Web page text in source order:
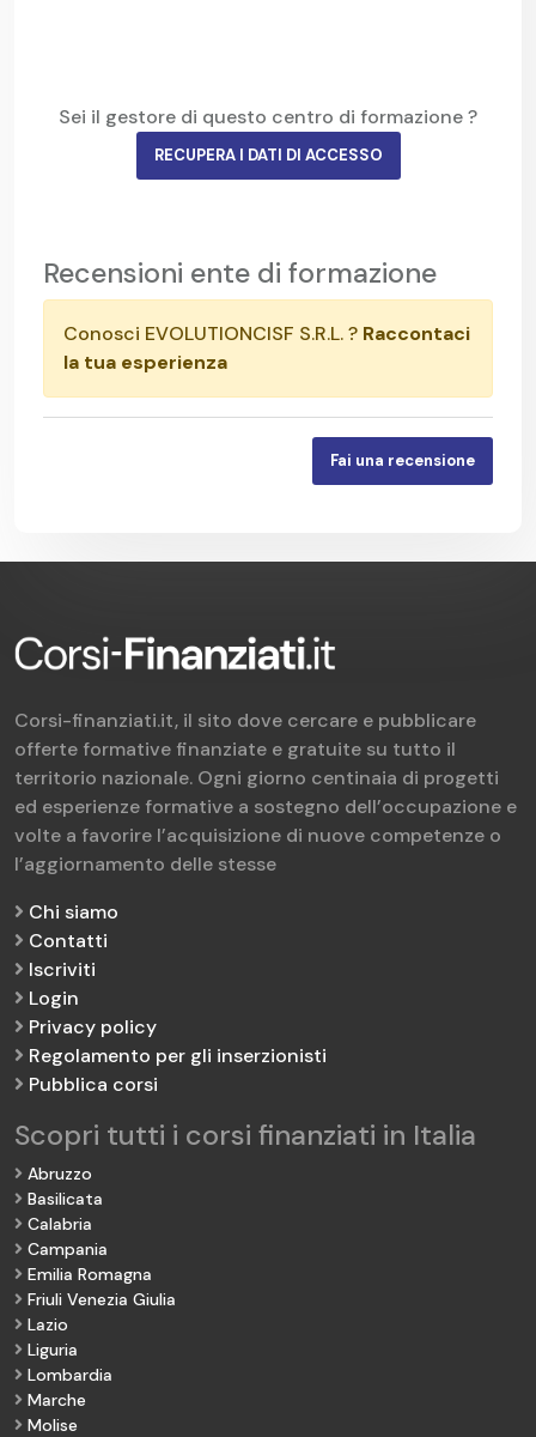
Sei il gestore di questo centro di formazione ?
RECUPERA I DATI DI ACCESSO
Recensioni ente di formazione
Conosci EVOLUTIONCISF S.R.L. ? Raccontaci
la tua esperienza
Fai una recensione
Corsi-finanziati.it, il sito dove cercare e pubblicare
offerte formative finanziate e gratuite su tutto il
territorio nazionale. Ogni giorno centinaia di progetti
ed esperienze formative a sostegno dell’occupazione e
volte a favorire l’acquisizione di nuove competenze o
l’aggiornamento delle stesse
Chi siamo
Contatti
Iscriviti
Login
Privacy policy
Regolamento per gli inserzionisti
Pubblica corsi
Scopri tutti i corsi finanziati in Italia
Abruzzo
Basilicata
Calabria
Campania
Emilia Romagna
Friuli Venezia Giulia
Lazio
Liguria
Lombardia
Marche
Molise